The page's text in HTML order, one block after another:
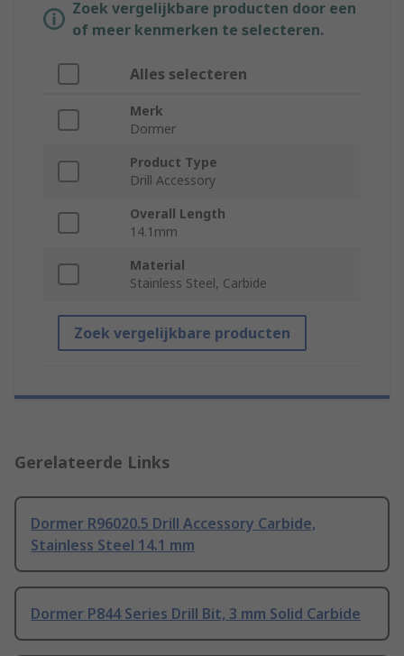
Zoek vergelijkbare producten door een
of meer kenmerken te selecteren.
Alles selecteren
Merk
Dormer
Product Type
Drill Accessory
Overall Length
14.1mm
Material
Stainless Steel, Carbide
Zoek vergelijkbare producten
Gerelateerde Links
Dormer R96020.5 Drill Accessory Carbide,
Stainless Steel 14.1 mm
Dormer P844 Series Drill Bit, 3 mm Solid Carbide